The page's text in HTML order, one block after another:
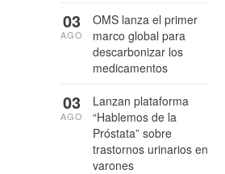
OMS lanza el primer
marco global para
descarbonizar los
medicamentos
03
AGO
Lanzan plataforma
“Hablemos de la
Próstata” sobre
trastornos urinarios en
varones
03
AGO